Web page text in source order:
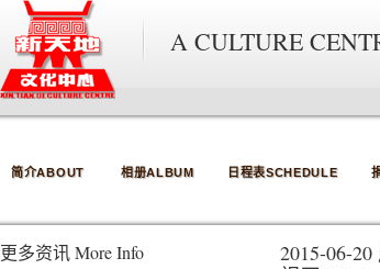
A CULTURE
简介ABOUT 相册ALBUM 日程表SCHEDULE
更多资讯 More Info
2015-06-